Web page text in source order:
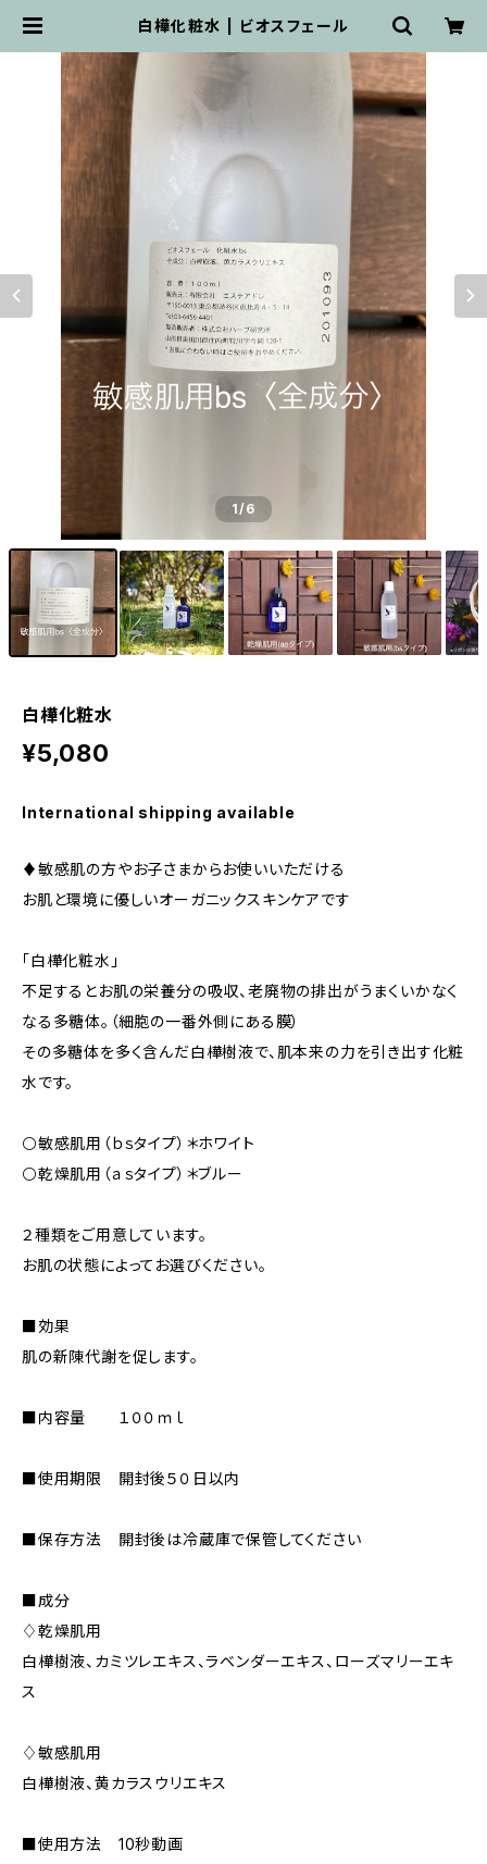
白樺化粧水 | ビオスフェール
1/6
白樺化粧水
¥5,080
International shipping available
♦︎敏感肌の方やお子さまからお使いいただける
お肌と環境に優しいオーガニックスキンケアです
「白樺化粧水」
不足するとお肌の栄養分の吸収、老廃物の排出がうまくいかなく
なる多糖体。（細胞の一番外側にある膜）
その多糖体を多く含んだ白樺樹液で、肌本来の力を引き出す化粧
水です。
⚪️敏感肌用（ｂｓタイプ）＊ホワイト
⚪️乾燥肌用（ａｓタイプ）＊ブルー
２種類をご用意しています。
お肌の状態によってお選びください。
■効果
肌の新陳代謝を促します。
■内容量 １００ｍｌ
■使用期限 開封後５０日以内
■保存方法 開封後は冷蔵庫で保管してください
■成分
♢乾燥肌用
白樺樹液、カミツレエキス、ラベンダーエキス、ローズマリーエキ
ス
♢敏感肌用
白樺樹液、黄カラスウリエキス
■使用方法 10秒動画